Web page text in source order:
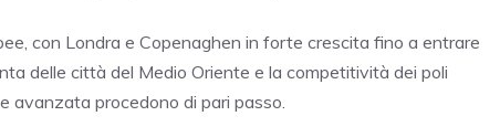
con Londra e Copenaghen in forte crescita fino a entrare
delle città del Medio Oriente e la competitività dei poli
avanzata procedono di pari passo.